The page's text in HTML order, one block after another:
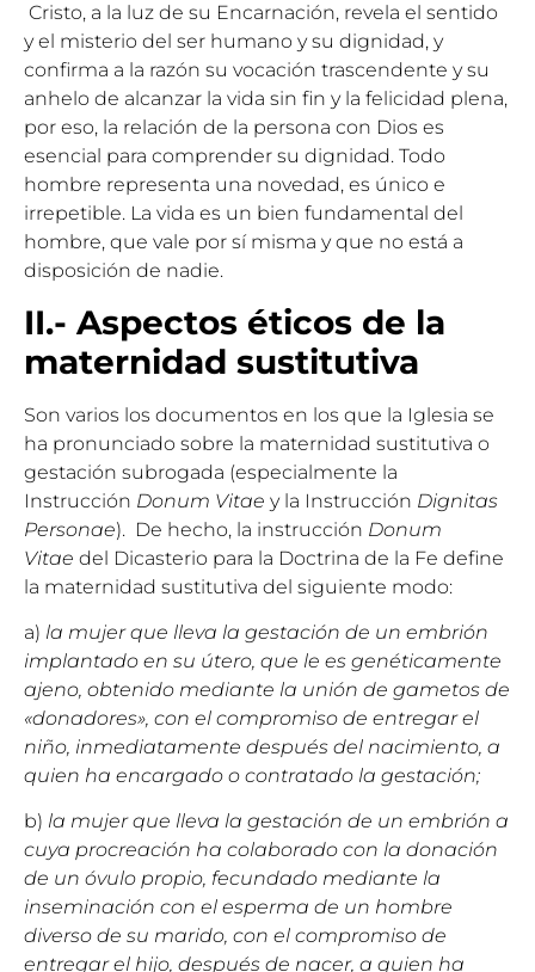
Cristo, a la luz de su Encarnación, revela el sentido
y el misterio del ser humano y su dignidad, y
confirma a la razón su vocación trascendente y su
anhelo de alcanzar la vida sin fin y la felicidad plena,
por eso, la relación de la persona con Dios es
esencial para comprender su dignidad. Todo
hombre representa una novedad, es único e
irrepetible. La vida es un bien fundamental del
hombre, que vale por sí misma y que no está a
disposición de nadie.
II.- Aspectos éticos de la
maternidad sustitutiva
Son varios los documentos en los que la Iglesia se
ha pronunciado sobre la maternidad sustitutiva o
gestación subrogada (especialmente la
Instrucción Donum Vitae y la Instrucción Dignitas
Personae). De hecho, la instrucción Donum
Vitae del Dicasterio para la Doctrina de la Fe define
la maternidad sustitutiva del siguiente modo:
a) la mujer que lleva la gestación de un embrión
implantado en su útero, que le es genéticamente
ajeno, obtenido mediante la unión de gametos de
«donadores», con el compromiso de entregar el
niño, inmediatamente después del nacimiento, a
quien ha encargado o contratado la gestación;
b) la mujer que lleva la gestación de un embrión a
cuya procreación ha colaborado con la donación
de un óvulo propio, fecundado mediante la
inseminación con el esperma de un hombre
diverso de su marido, con el compromiso de
entregar el hijo, después de nacer, a quien ha